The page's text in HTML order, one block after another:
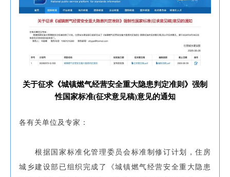
关于征求《城镇燃气经营安全重大隐患判定准则》强制
性国家标准(征求意见稿)意见的通知
各有关单位及专家：
根据国家标准化管理委员会标准制修订计划，住房
城乡建设部已组织完成了《城镇燃气经营安全重大隐患